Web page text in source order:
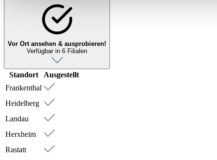
Vor Ort ansehen & ausprobieren!
Verfügbar in 6 Filialen
Standort
Ausgestellt
Frankenthal
Heidelberg
Landau
Herxheim
Rastatt